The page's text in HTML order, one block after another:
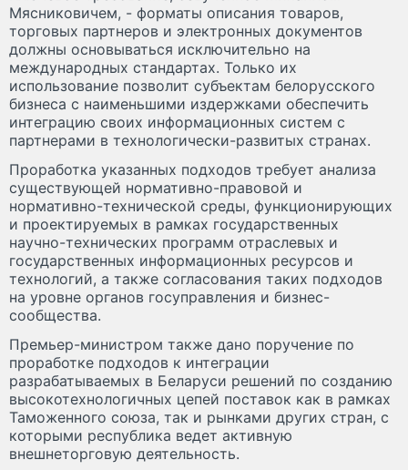
Мясниковичем, - форматы описания товаров,
торговых партнеров и электронных документов
должны основываться исключительно на
международных стандартах. Только их
использование позволит субъектам белорусского
бизнеса с наименьшими издержками обеспечить
интеграцию своих информационных систем с
партнерами в технологически-развитых странах.
Проработка указанных подходов требует анализа
существующей нормативно-правовой и
нормативно-технической среды, функционирующих
и проектируемых в рамках государственных
научно-технических программ отраслевых и
государственных информационных ресурсов и
технологий, а также согласования таких подходов
на уровне органов госуправления и бизнес-
сообщества.
Премьер-министром также дано поручение по
проработке подходов к интеграции
разрабатываемых в Беларуси решений по созданию
высокотехнологичных цепей поставок как в рамках
Таможенного союза, так и рынками других стран, с
которыми республика ведет активную
внешнеторговую деятельность.